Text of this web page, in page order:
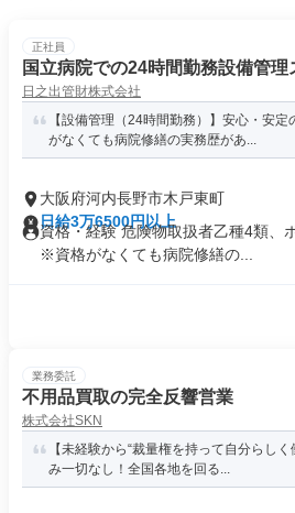
正社員
国立病院での24時間勤務設備管理
日之出管財株式会社
【設備管理（24時間勤務）】安心・安
がなくても病院修繕の実務歴があ...
大阪府河内長野市木戸東町
日給3万6500円以上
資格・経験 危険物取扱者乙種4類、
※資格がなくても病院修繕の...
業務委託
不用品買取の完全反響営業
株式会社SKN
【未経験から“裁量権を持って自分らし
み一切なし！全国各地を回る...